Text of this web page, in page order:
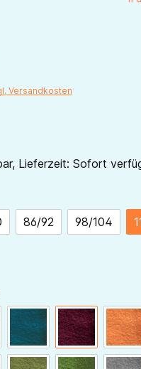
Versandkosten
von 5 von 5
Lieferzeit: Sofort
86/92 98/104
dunkelpetrolbordeaux